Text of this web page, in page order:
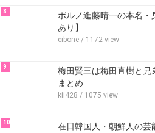
8
ポルノ進藤晴一の本名
あり】
cibone / 1172 view
9
梅田賢三は梅田直樹と
まとめ
kii428 / 1075 view
10
在日韓国人・朝鮮人の